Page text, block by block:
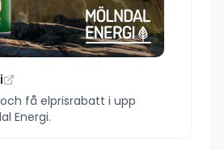
få elprisrabatt i upp
Energi.